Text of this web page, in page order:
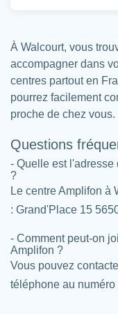
À Walcourt, vous
accompagner dans
centres partout en
pourrez facilement
proche de chez vous.
Questions
- Quelle est l'adresse
?
Le centre Amplifon à
: Grand'Place 15
- Comment peut-on
Amplifon ?
Vous pouvez
téléphone au